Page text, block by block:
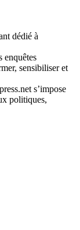
dédié à
enquêtes
sensibiliser et
s’impose
politiques,